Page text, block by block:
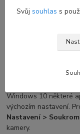
Jak zjistit,
Pokud jste nedávno
Windows 10 některé
výchozím nastavení.
Nastavení >
kamery.
Svůj souhlas s